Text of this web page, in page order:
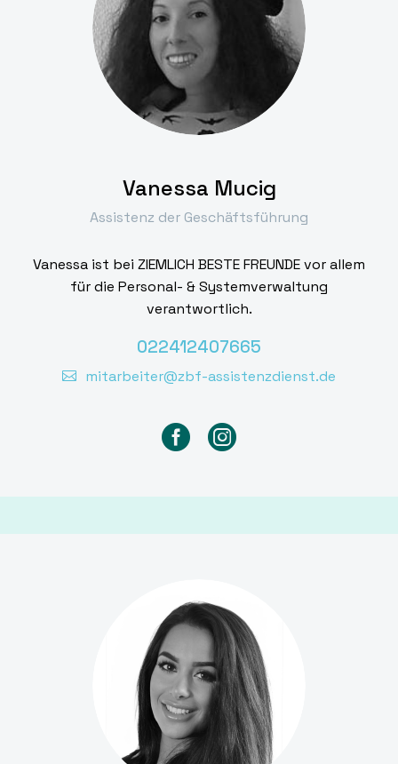
Vanessa Mucig
Assistenz der Geschäftsführung
Vanessa ist bei ZIEMLICH BESTE FREUNDE vor allem
für die Personal- & Systemverwaltung
verantwortlich.
022412407665
mitarbeiter@zbf-assistenzdienst.de